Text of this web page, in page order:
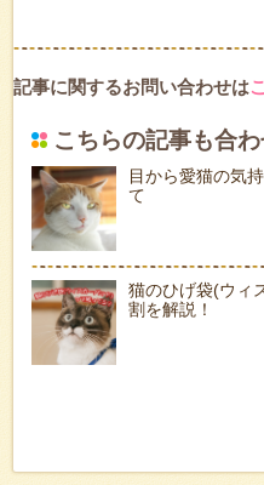
記事に関するお問い合わせは
こちらの記事も合
目から愛猫の気
て
猫のひげ袋(ウィ
割を解説！